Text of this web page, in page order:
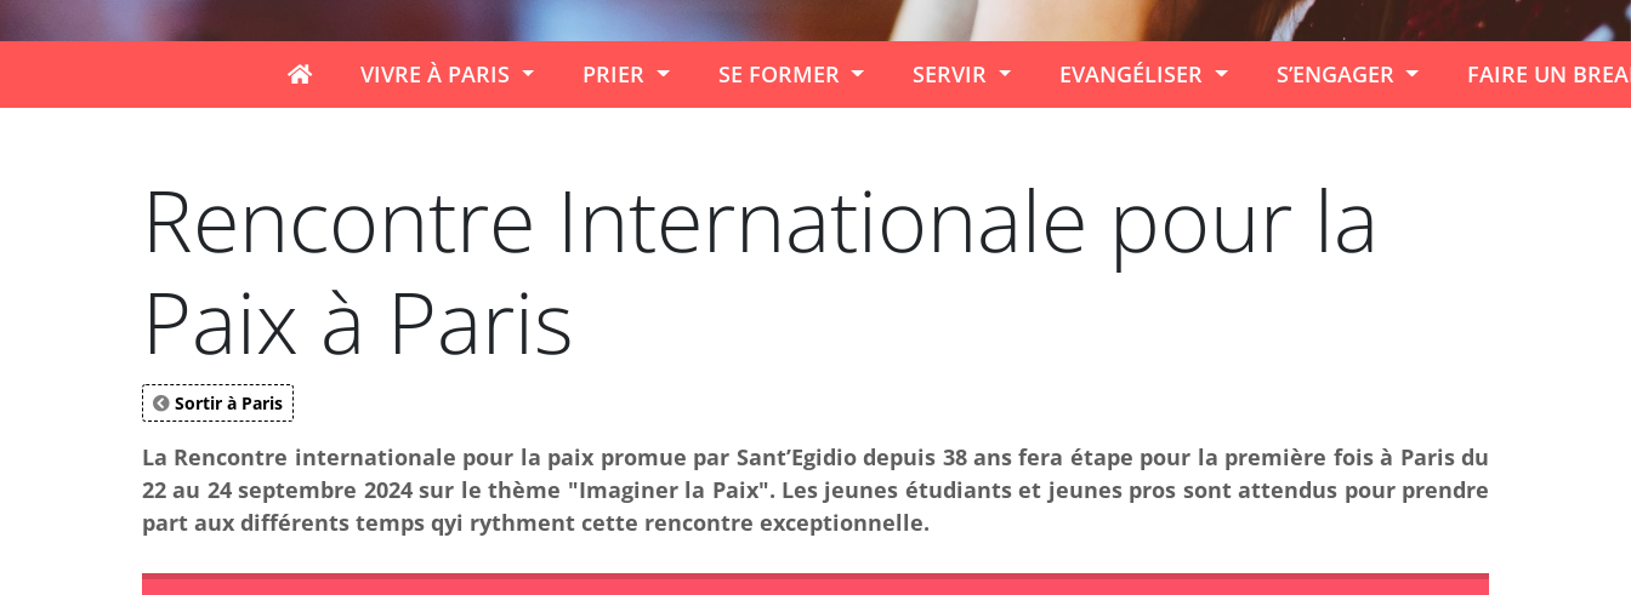
VIVRE À PARIS PRIER SE FORMER SERVIR EVANGÉLISER S’ENGAGER FAIRE UN
Rencontre Internationale pour la
Paix à Paris
Sortir à Paris
La Rencontre internationale pour la paix promue par Sant’Egidio depuis 38 ans fera étape pour la première fois à Paris du
22 au 24 septembre 2024 sur le thème "Imaginer la Paix". Les jeunes étudiants et jeunes pros sont attendus pour prendre
part aux différents temps qyi rythment cette rencontre exceptionnelle.